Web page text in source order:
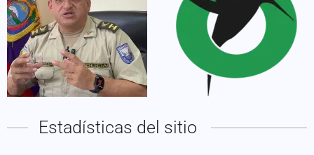
Estadísticas del sitio